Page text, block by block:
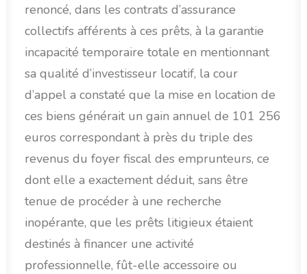
renoncé, dans les contrats d’assurance
collectifs afférents à ces prêts, à la garantie
incapacité temporaire totale en mentionnant
sa qualité d’investisseur locatif, la cour
d’appel a constaté que la mise en location de
ces biens générait un gain annuel de 101 256
euros correspondant à près du triple des
revenus du foyer fiscal des emprunteurs, ce
dont elle a exactement déduit, sans être
tenue de procéder à une recherche
inopérante, que les prêts litigieux étaient
destinés à financer une activité
professionnelle, fût-elle accessoire ou